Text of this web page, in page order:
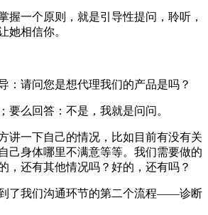
握一个原则，就是引导性提问，聆听，
她相信你。
：请问您是想代理我们的产品是吗？
要么回答：不是，我就是问问。
讲一下自己的情况，比如目前有没有关
己身体哪里不满意等等。我们需要做的
，还有其他情况吗？好的，还有吗？
了我们沟通环节的第二个流程——诊断